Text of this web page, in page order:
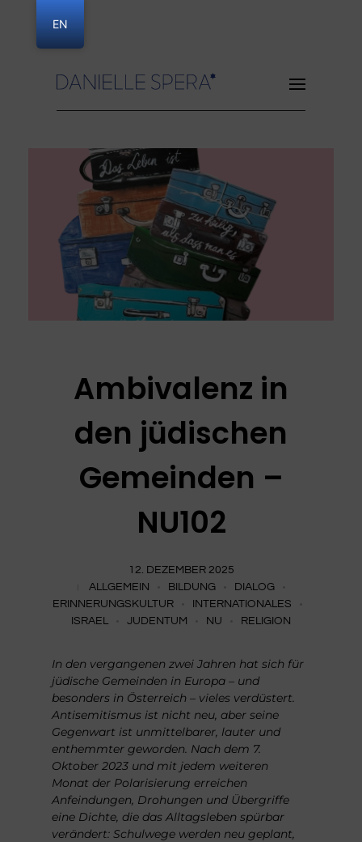
Ambivalenz in
den jüdischen
Gemeinden –
NU102
12. DEZEMBER 2025
ALLGEMEIN
BILDUNG
DIALOG
ERINNERUNGSKULTUR
INTERNATIONALES
ISRAEL
JUDENTUM NU RELIGION
In den vergangenen zwei Jahren hat sich für
jüdische Gemeinden in Europa – und
besonders in Österreich – vieles verdüstert.
Antisemitismus ist nicht neu, aber seine
Gegenwart ist unmittelbarer, lauter und
enthemmter geworden. Nach dem 7.
Oktober 2023 und mit jedem weiteren
Monat der Polarisierung erreichen
Anfeindungen, Drohungen und Übergriffe
eine Dichte, die das Alltagsleben spürbar
verändert: Schulwege werden neu geplant,
EN